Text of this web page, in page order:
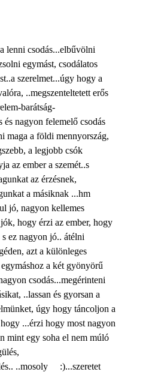
lenni csodás...elbűvölni
egymást, csodálatos
szerelmet...úgy hogy a
..megszenteltetett erős
barátság-
és nagyon felemelő csodás
maga a földi mennyország,
a legjobb csók
az ember a szemét..s
az érzésnek,
a másiknak ...hm
jó, nagyon kellemes
hogy érzi az ember, hogy
ez nagyon jó.. átélni
azt a különleges
a két gyönyörű
csodás...megérinteni
..lassan és gyorsan a
úgy hogy táncoljon a
...érzi hogy most nagyon
mint egy soha el nem múló
..mosoly
:)...szeretet